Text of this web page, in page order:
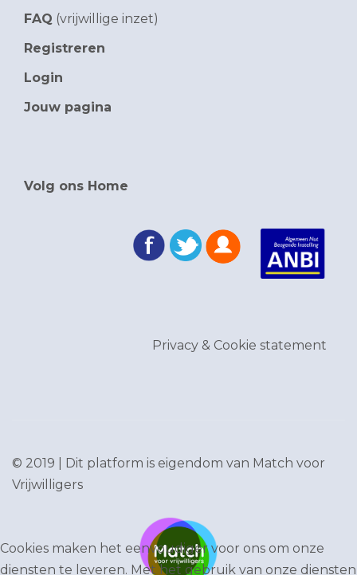
FAQ (vrijwillige inzet)
Registreren
Login
Jouw pagina
Volg ons Home
Privacy & Cookie statement
© 2019 | Dit platform is eigendom van Match voor
Vrijwilligers
Cookies maken het eenvoudiger voor ons om onze
diensten te leveren. Met het gebruik van onze diensten